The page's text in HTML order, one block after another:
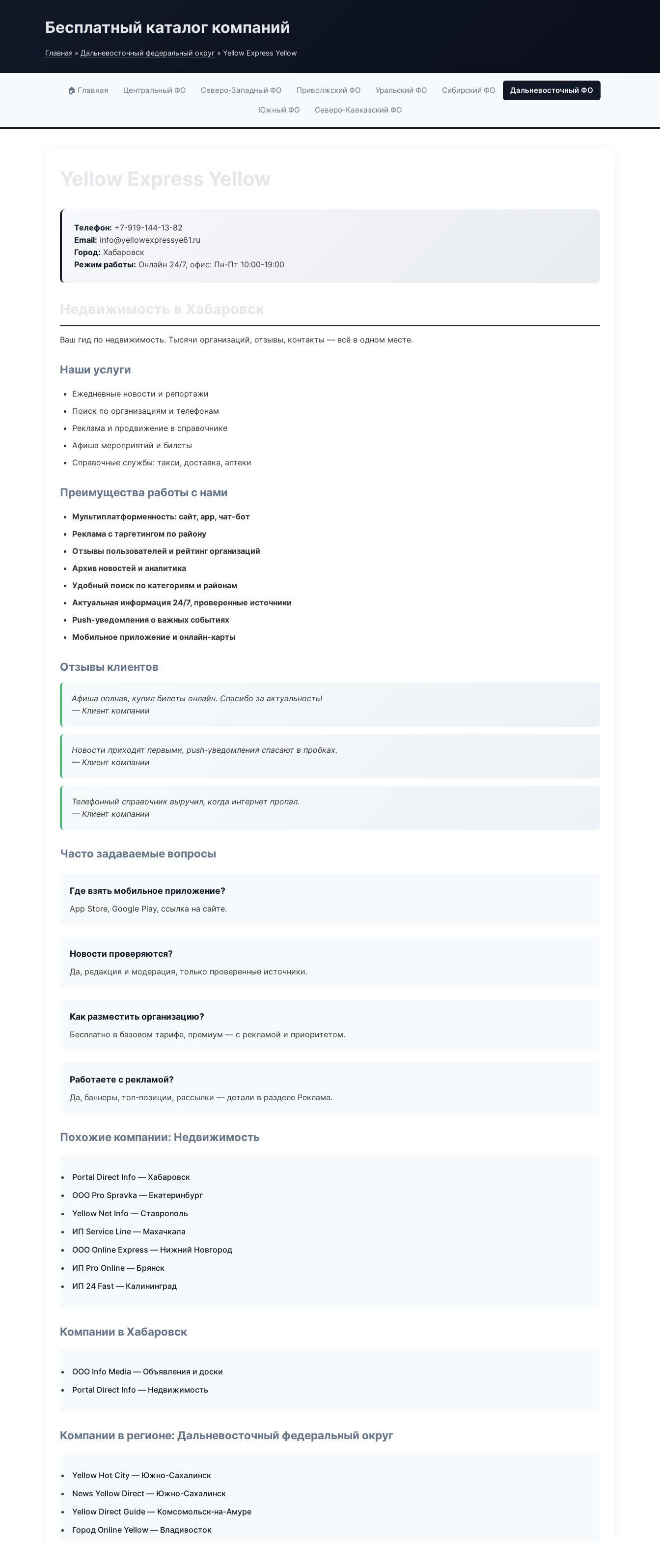
Бесплатный каталог компаний
Главная » Дальневосточный федеральный округ » Yellow Express Yellow
🏠 Главная Центральный ФО Северо-Западный ФО Приволжский ФО Уральский ФО Сибирский ФО Дальневосточный ФО
Южный ФО Северо-Кавказский ФО
Yellow Express Yellow
Телефон: +7-919-144-13-82
Email: info@yellowexpressye61.ru
Город: Хабаровск
Режим работы: Онлайн 24/7, офис: Пн-Пт 10:00-19:00
Недвижимость в Хабаровск
Ваш гид по недвижимость. Тысячи организаций, отзывы, контакты — всё в одном месте.
Наши услуги
Ежедневные новости и репортажи
Поиск по организациям и телефонам
Реклама и продвижение в справочнике
Афиша мероприятий и билеты
Справочные службы: такси, доставка, аптеки
Преимущества работы с нами
Мультиплатформенность: сайт, app, чат-бот
Реклама с таргетингом по району
Отзывы пользователей и рейтинг организаций
Архив новостей и аналитика
Удобный поиск по категориям и районам
Актуальная информация 24/7, проверенные источники
Push-уведомления о важных событиях
Мобильное приложение и онлайн-карты
Отзывы клиентов
Афиша полная, купил билеты онлайн. Спасибо за актуальность!
— Клиент компании
Новости приходят первыми, push-уведомления спасают в пробках.
— Клиент компании
Телефонный справочник выручил, когда интернет пропал.
— Клиент компании
Часто задаваемые вопросы
Где взять мобильное приложение?
App Store, Google Play, ссылка на сайте.
Новости проверяются?
Да, редакция и модерация, только проверенные источники.
Как разместить организацию?
Бесплатно в базовом тарифе, премиум — с рекламой и приоритетом.
Работаете с рекламой?
Да, баннеры, топ-позиции, рассылки — детали в разделе Реклама.
Похожие компании: Недвижимость
Portal Direct Info — Хабаровск
ООО Pro Spravka — Екатеринбург
Yellow Net Info — Ставрополь
ИП Service Line — Махачкала
ООО Online Express — Нижний Новгород
ИП Pro Online — Брянск
ИП 24 Fast — Калининград
Компании в Хабаровск
ООО Info Media — Объявления и доски
Portal Direct Info — Недвижимость
Компании в регионе: Дальневосточный федеральный округ
Yellow Hot City — Южно-Сахалинск
News Yellow Direct — Южно-Сахалинск
Yellow Direct Guide — Комсомольск-на-Амуре
Город Online Yellow — Владивосток